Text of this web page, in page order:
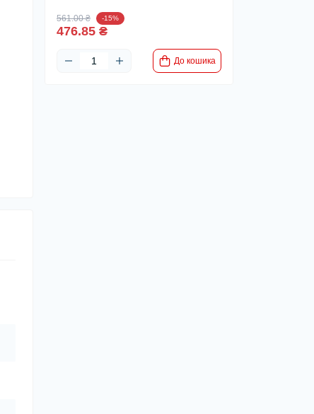
561.00 ₴ -15%
476.85 ₴
До кошика